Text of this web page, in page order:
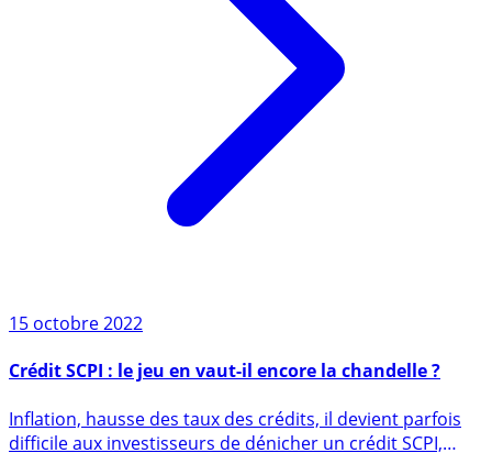
15 octobre 2022
Crédit SCPI : le jeu en vaut-il encore la chandelle ?